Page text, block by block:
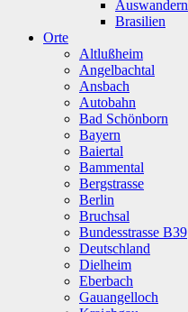
Auswandern
Brasilien
Orte
Altlußheim
Angelbachtal
Ansbach
Autobahn
Bad Schönborn
Bayern
Baiertal
Bammental
Bergstrasse
Berlin
Bruchsal
Bundesstrasse B39
Deutschland
Dielheim
Eberbach
Gauangelloch